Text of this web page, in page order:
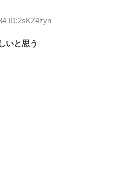
ID:2sKZ4zyn
いと思う